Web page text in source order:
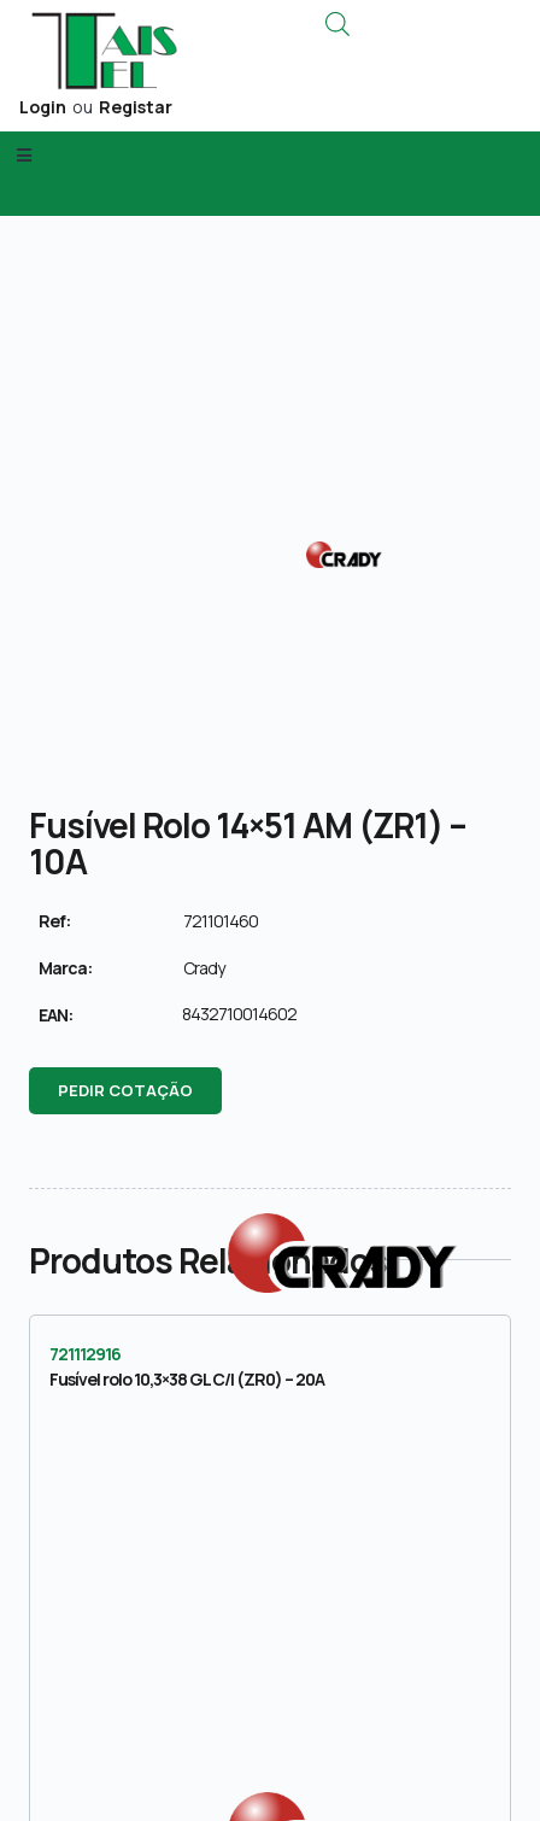
Login ou Registar
Fusível Rolo 14×51 AM (ZR1) –
10A
Ref: 721101460
Marca: Crady
EAN: 8432710014602
PEDIR COTAÇÃO
Produtos Relacionados
721112916
Fusível rolo 10,3×38 GL C/I (ZR0) – 20A